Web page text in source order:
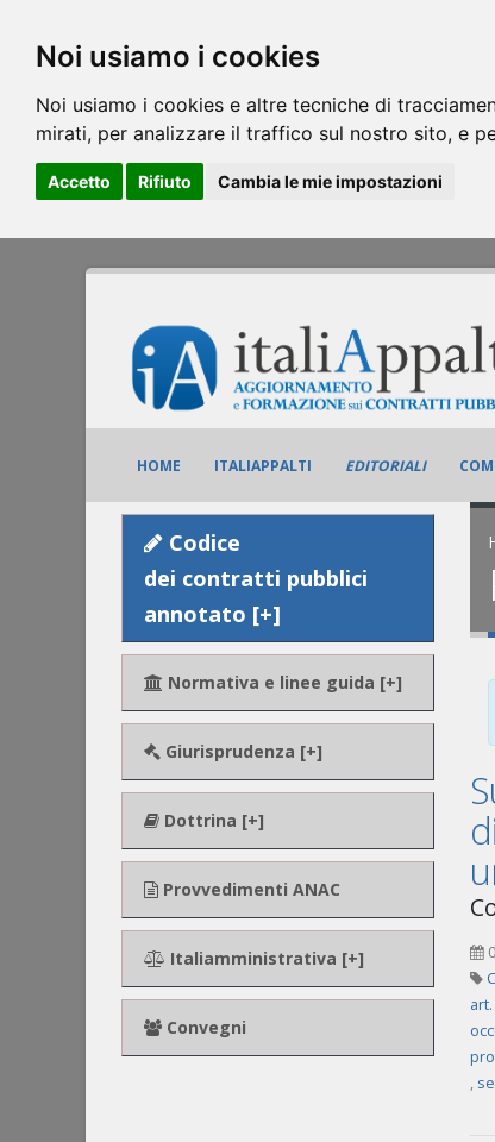
Noi usiamo i cookies
Noi usiamo i cookies e altre tecniche di
mirati, per analizzare il traffico sul nostro sito, e
Accetto Rifiuto Cambia le mie impostazioni
HOME ITALIAPPALTI EDITORIALI
Codice
dei contratti pubblici
annotato [+]
Normativa e linee guida [+]
Giurisprudenza [+]
Dottrina [+]
Provvedimenti ANAC
Italiamministrativa [+]
Convegni
,